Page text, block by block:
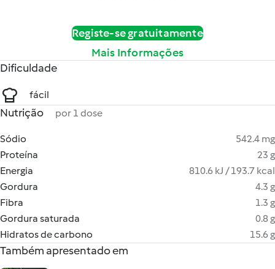
Registe-se gratuitamente
Mais Informações
Dificuldade
fácil
Nutrição por 1 dose
Sódio
542.4 mg
Proteína
23 g
Energia
810.6 kJ / 193.7 kcal
Gordura
4.3 g
Fibra
1.3 g
Gordura saturada
0.8 g
Hidratos de carbono
15.6 g
Também apresentado em